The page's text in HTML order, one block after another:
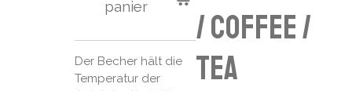
/ coffee /
tea
panier
Der Becher hält die
Temperatur der